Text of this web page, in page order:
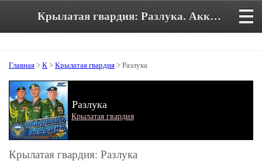
Крылатая гвардия: Разлука. Аккорды и текст песни
Главная > К > Крылатая гвардия > Разлука
Разлука
Крылатая гвардия
Крылатая гвардия: Разлука